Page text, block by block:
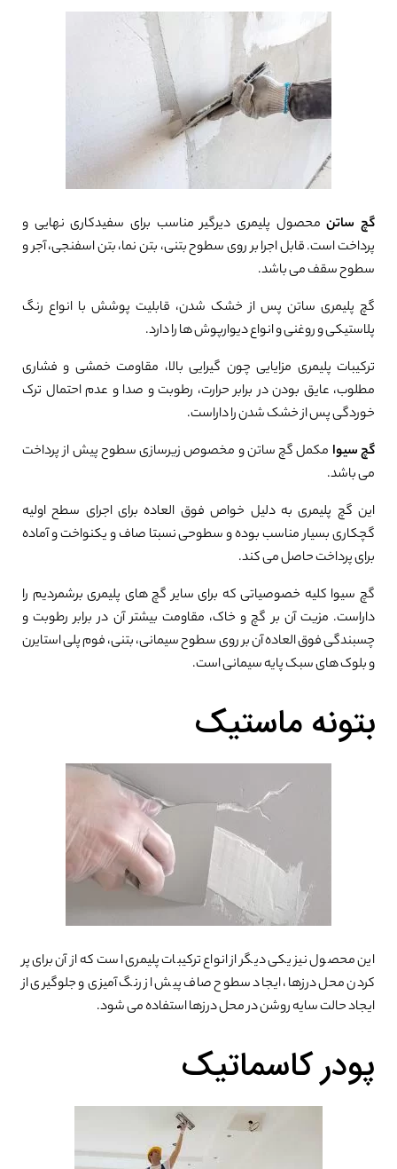
گچ ساتن محصول پلیمری دیرگیر مناسب برای سفیدکاری نهایی و
پرداخت است. قابل اجرا بر روی سطوح بتنی، بتن نما، بتن اسفنجی، آجر و
سطوح سقف می باشد.
گچ پلیمری ساتن پس از خشک شدن، قابلیت پوشش با انواع رنگ
پلاستیکی و روغنی و انواع دیوارپوش ها را دارد.
ترکیبات پلیمری مزایایی چون گیرایی بالا، مقاومت خمشی و فشاری
مطلوب، عایق بودن در برابر حرارت، رطوبت و صدا و عدم احتمال ترک
خوردگی پس از خشک شدن را داراست.
گچ سیوا مکمل گچ ساتن و مخصوص زیرسازی سطوح پیش از پرداخت
می باشد.
این گچ پلیمری به دلیل خواص فوق العاده برای اجرای سطح اولیه
گچکاری بسیار مناسب بوده و سطوحی نسبتا صاف و یکنواخت و آماده
برای پرداخت حاصل می کند.
گچ سیوا کلیه خصوصیاتی که برای سایر گچ های پلیمری برشمردیم را
داراست. مزیت آن بر گچ و خاک، مقاومت بیشتر آن در برابر رطوبت و
چسبندگی فوق العاده آن بر روی سطوح سیمانی، بتنی، فوم پلی استایرن
و بلوک های سبک پایه سیمانی است.
بتونه ماستیک
این محصول نیز یکی دیگر از انواع ترکیبات پلیمری است که از آن برای پر
کردن محل درزها، ایجاد سطوح صاف پیش از رنگ آمیزی و جلوگیری از
ایجاد حالت سایه روشن در محل درزها استفاده می شود.
پودر کاسماتیک
0%